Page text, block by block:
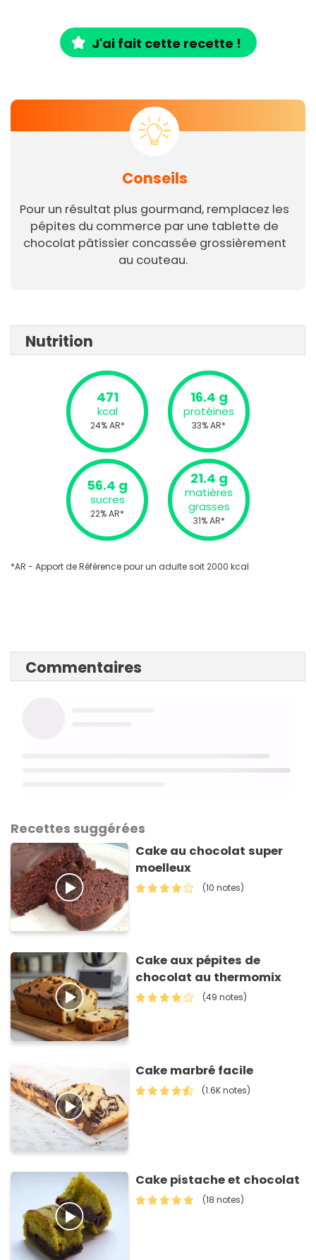
J'ai fait cette recette !
Conseils
Pour un résultat plus gourmand, remplacez les
pépites du commerce par une tablette de
chocolat pâtissier concassée grossièrement
au couteau.
Nutrition
471
kcal
24% AR*
16.4 g
protéines
33% AR*
56.4 g
sucres
22% AR*
21.4 g
matières
grasses
31% AR*
*AR - Apport de Référence pour un adulte soit 2000 kcal
Commentaires
Recettes suggérées
Cake au chocolat super
moelleux
(10 notes)
Cake aux pépites de
chocolat au thermomix
(49 notes)
Cake marbré facile
(1.6K notes)
Cake pistache et chocolat
(18 notes)